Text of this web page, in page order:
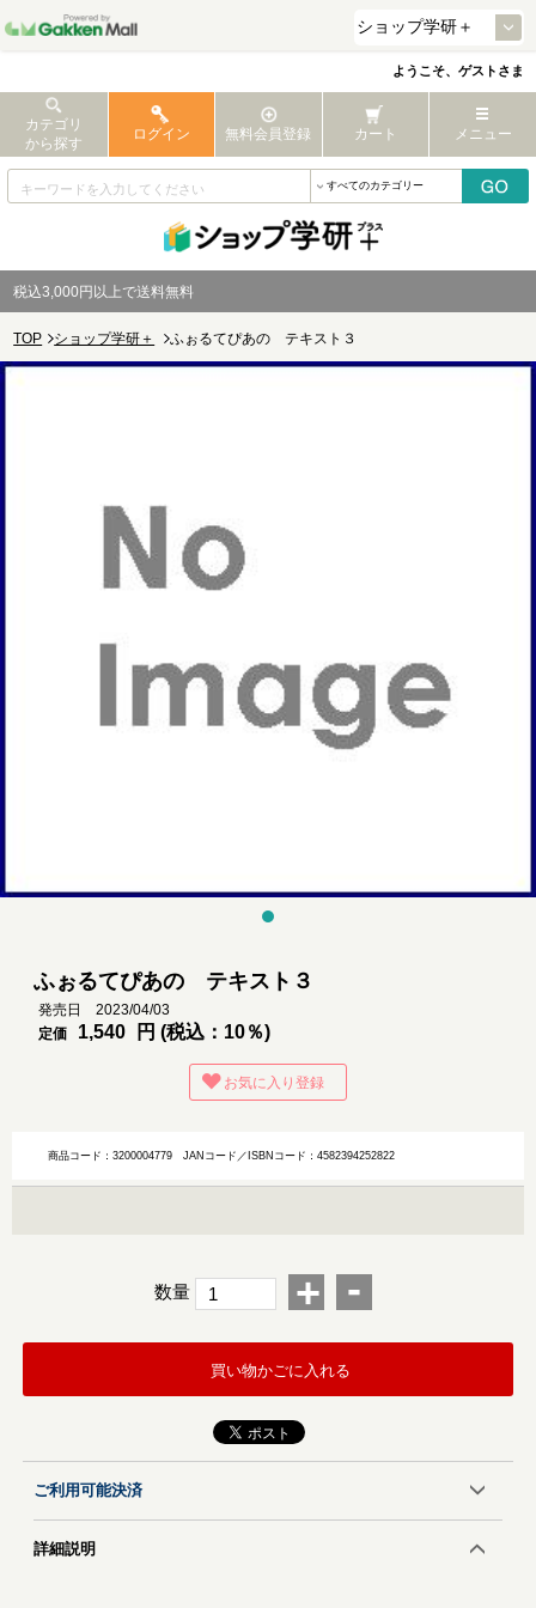
ようこそ、ゲストさま
カテゴリ
から探す
ログイン 無料会員登録 カート メニュー
税込3,000円以上で送料無料
TOP ショップ学研＋ ふぉるてぴあの テキスト３
ふぉるてぴあの テキスト３
発売日 2023/04/03
定価
1,540 円 (税込：10％)
お気に入り登録
商品コード：3200004779JANコード／ISBNコード：4582394252822
数量 + -
買い物かごに入れる
ご利用可能決済
詳細説明